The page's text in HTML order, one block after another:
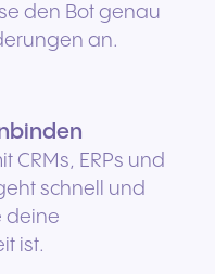
den Bot genau
an.
CRMs, ERPs und
schnell und
deine
ist.